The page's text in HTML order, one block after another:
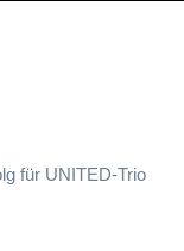
für UNITED-Trio